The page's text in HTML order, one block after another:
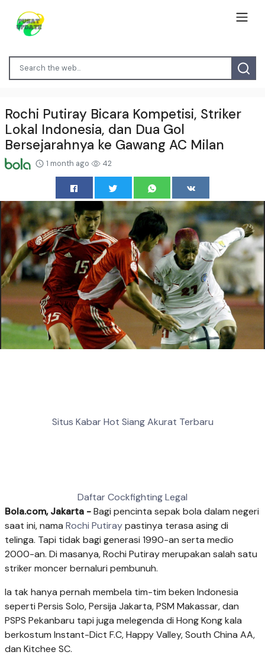
Rochi Putiray Bicara Kompetisi, Striker
Lokal Indonesia, dan Dua Gol
Bersejarahnya ke Gawang AC Milan
1 month ago 42
Situs Kabar Hot Siang Akurat Terbaru
Daftar Cockfighting Legal
Bola.com, Jakarta -Bagi pencinta sepak bola dalam negeri
saat ini, nama Rochi Putiraypastinya terasa asing di
telinga. Tapi tidak bagi generasi 1990-an serta medio
2000-an. Di masanya, Rochi Putiray merupakan salah satu
striker moncer bernaluri pembunuh.
Ia tak hanya pernah membela tim-tim beken Indonesia
seperti Persis Solo, Persija Jakarta, PSM Makassar, dan
PSPS Pekanbaru tapi juga melegenda di Hong Kong kala
berkostum Instant-Dict F.C, Happy Valley, South China AA,
dan Kitchee SC.